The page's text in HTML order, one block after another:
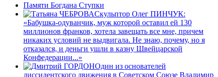
Памяти Богдана Ступки
Скульптор Олег ПИНЧУК:
«Бабушка-одуванчик, муж которой оставил ей 130
миллионов франков, хотела завещать все мне, причем
никаких условий не выдвигала. Не знаю, почему, но я
отказался, и деньги ушли в казну Швейцарской
Конфедерации...»
Один из основателей
диссидентского движения в Советском Союзе Владимир